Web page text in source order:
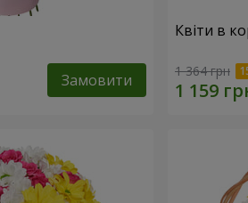
Замовити
Квіти в
1 364 грн